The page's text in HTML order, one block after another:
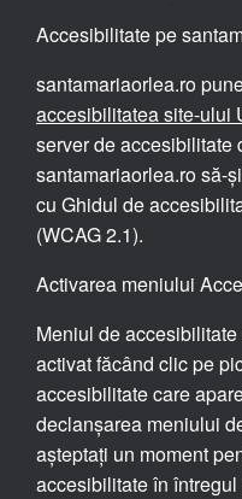
Accesibilitate pe
santamariaorlea.ro
accesibilitatea site-ului
server de accesibilitate
santamariaorlea.ro să-
cu Ghidul de
(WCAG 2.1).
Activarea meniului
Meniul de
activat făcând clic pe
accesibilitate care
declanșarea meniului
așteptați un moment
accesibilitate în întregul